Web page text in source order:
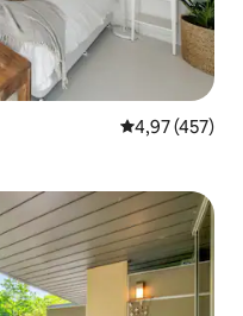
4,97 de uma
4,97 (457)
hóspedes